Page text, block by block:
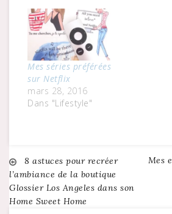
Mes séries préférées
sur Netflix
mars 28, 2016
Dans "Lifestyle"
Navigation
de
8 astuces pour recréer
l’ambiance de la boutique
Glossier Los Angeles dans son
Home Sweet Home
Mes